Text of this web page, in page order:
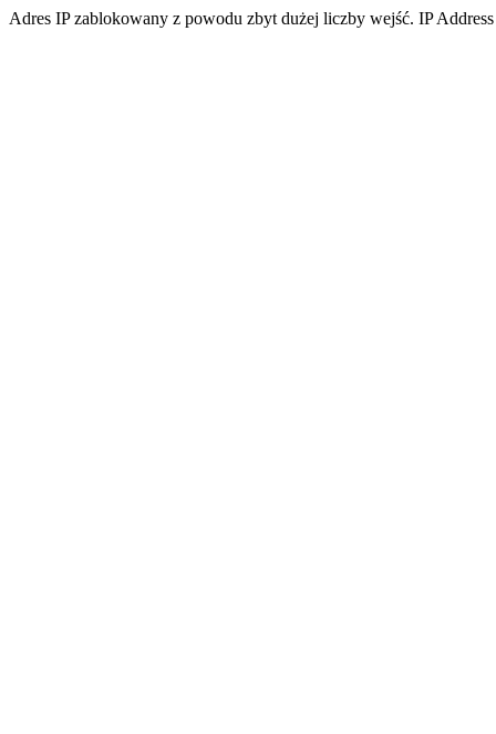
Adres IP zablokowany z powodu zbyt dużej liczby wejść. IP